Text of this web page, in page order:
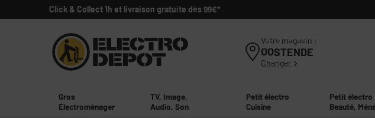
Click & Collect 1h et livraison gratuite dès 99€*
Votre magasin :
OOSTENDE
Changer
Gros
Électroménager
TV, Image,
Audio, Son
Petit électro
Cuisine
Petit électro
Beauté,